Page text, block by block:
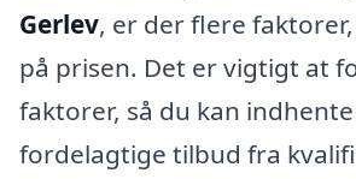
Gerlev, er der flere
på prisen. Det er vigtigt at
faktorer, så du kan
fordelagtige tilbud fra